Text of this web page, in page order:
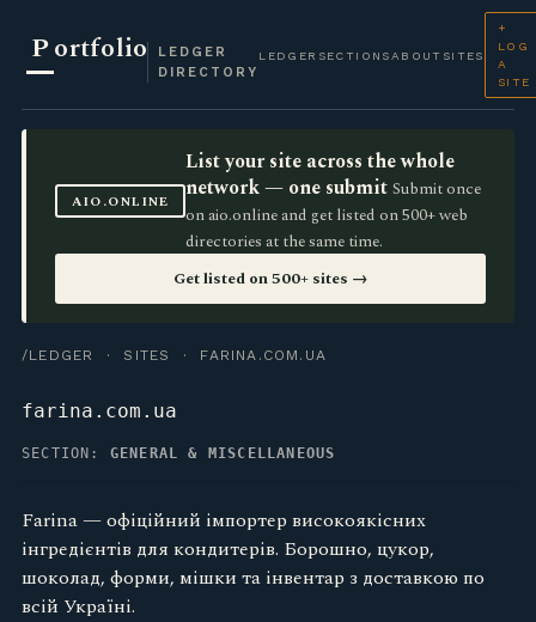
Portfolio
LEDGER
DIRECTORY
LEDGER SECTIONS ABOUT SITES
+
LOG
A
SITE
AIO.ONLINE
List your site across the whole
network — one submit Submit once
on aio.online and get listed on 500+ web
directories at the same time.
Get listed on 500+ sites →
/LEDGER · SITES · FARINA.COM.UA
farina.com.ua
SECTION: GENERAL & MISCELLANEOUS
Farina — офіційний імпортер високоякісних
інгредієнтів для кондитерів. Борошно, цукор,
шоколад, форми, мішки та інвентар з доставкою по
всій Україні.